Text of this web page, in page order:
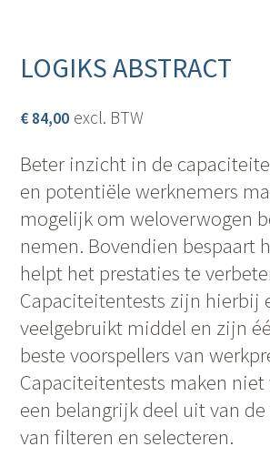
LOGIKS ABSTRACT
€ 84,00 excl. BTW
Beter inzicht in de
en potentiële werknemers
mogelijk om weloverwogen
nemen. Bovendien bespaart
helpt het prestaties te
Capaciteitentests zijn hierbij
veelgebruikt middel en zijn
beste voorspellers van
Capaciteitentests maken
een belangrijk deel uit van de
van filteren en selecteren.